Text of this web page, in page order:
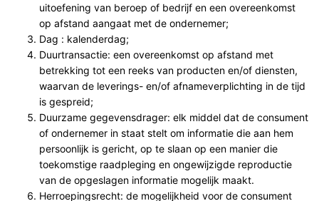
uitoefening van beroep of bedrijf en een overeenkomst
op afstand aangaat met de ondernemer;
Dag : kalenderdag;
Duurtransactie: een overeenkomst op afstand met
betrekking tot een reeks van producten en/of diensten,
waarvan de leverings- en/of afnameverplichting in de tijd
is gespreid;
Duurzame gegevensdrager: elk middel dat de consument
of ondernemer in staat stelt om informatie die aan hem
persoonlijk is gericht, op te slaan op een manier die
toekomstige raadpleging en ongewijzigde reproductie
van de opgeslagen informatie mogelijk maakt.
Herroepingsrecht: de mogelijkheid voor de consument